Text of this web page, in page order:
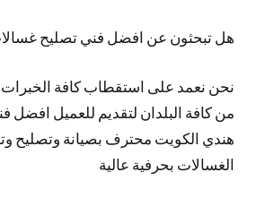
هل تبحثون عن افضل فني تصليح
نحن نعمد على استقطاب كافة
من كافة البلدان لتقديم للعميل افضل
هندي الكويت محترف بصيانة وتصليح
الغسالات بحرفية عالية